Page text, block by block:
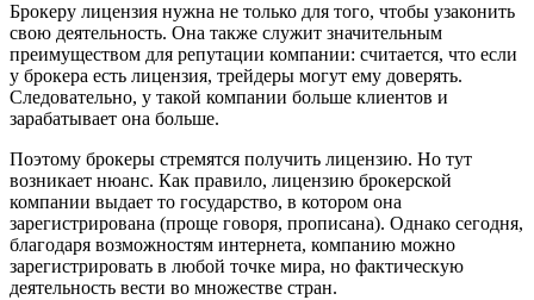
Брокеру лицензия нужна не только для того, чтобы узаконить
свою деятельность. Она также служит значительным
преимуществом для репутации компании: считается, что если
у брокера есть лицензия, трейдеры могут ему доверять.
Следовательно, у такой компании больше клиентов и
зарабатывает она больше.
Поэтому брокеры стремятся получить лицензию. Но тут
возникает нюанс. Как правило, лицензию брокерской
компании выдает то государство, в котором она
зарегистрирована (проще говоря, прописана). Однако сегодня,
благодаря возможностям интернета, компанию можно
зарегистрировать в любой точке мира, но фактическую
деятельность вести во множестве стран.